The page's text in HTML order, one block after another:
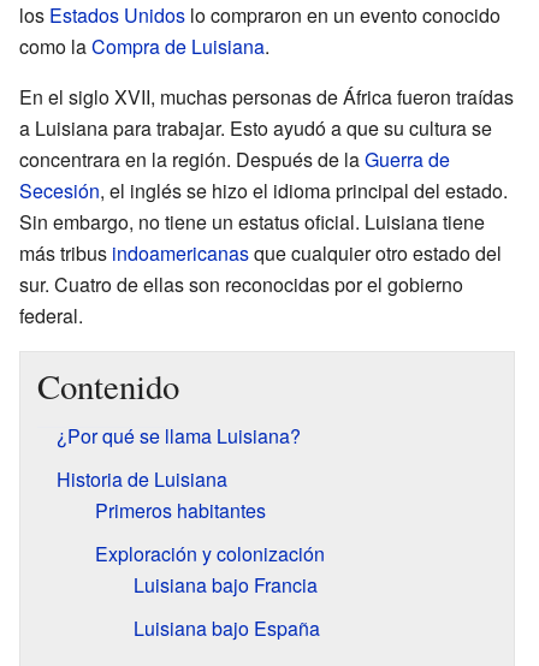
los Estados Unidos lo compraron en un evento conocido
como laCompra de Luisiana.
En el siglo XVII, muchas personas de África fueron traídas
a Luisiana para trabajar. Esto ayudó a que su cultura se
concentrara en la región. Después de laGuerra de
Secesión, el inglés se hizo el idioma principal del estado.
Sin embargo, no tiene un estatus oficial. Luisiana tiene
más tribus indoamericanasque cualquier otro estado del
sur. Cuatro de ellas son reconocidas por el gobierno
federal.
Contenido
¿Por qué se llama Luisiana?
Historia de Luisiana
Primeros habitantes
Exploración y colonización
Luisiana bajo Francia
Luisiana bajo España